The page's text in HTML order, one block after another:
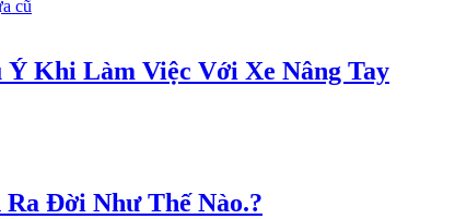
Khi Làm Việc Với Xe Nâng Tay
Đời Như Thế Nào.?